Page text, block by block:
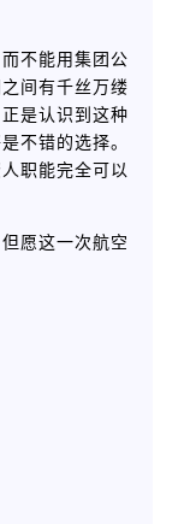
不能用集团公
间有千丝万缕
是认识到这种
不错的选择。
职能完全可以
愿这一次航空